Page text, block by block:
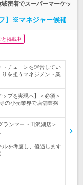
密着でスーパーマーケッ
】※マネジャー候補
と掲載中
トチェーンを運営してい
を担うマネジメント業
ップを実現へ】＜必須＞
の小売業界で店舗業務
ランマート田沢湖店＞
ルを考慮し、優遇します